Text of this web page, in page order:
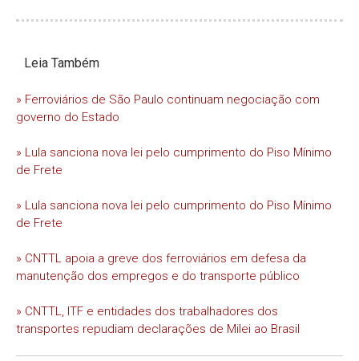
Leia Também
» Ferroviários de São Paulo continuam negociação com
governo do Estado
» Lula sanciona nova lei pelo cumprimento do Piso Mínimo
de Frete
» Lula sanciona nova lei pelo cumprimento do Piso Mínimo
de Frete
» CNTTL apoia a greve dos ferroviários em defesa da
manutenção dos empregos e do transporte público
» CNTTL, ITF e entidades dos trabalhadores dos
transportes repudiam declarações de Milei ao Brasil